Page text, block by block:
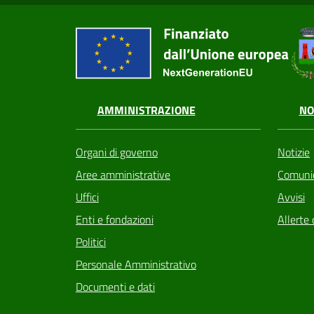
AMMINISTRAZIONE
Organi di governo
Aree amministrative
Uffici
Enti e fondazioni
Politici
Personale Amministrativo
Documenti e dati
Notizie
Avvisi
Allerte